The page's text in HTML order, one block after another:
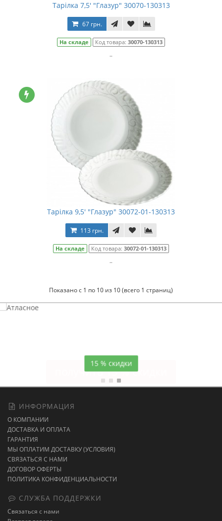
Тарілка 7,5' "Глазур" 30070-130313
67 грн.
На складе Код товара: 30070-130313
..
Тарілка 9,5' "Глазур" 30072-01-130313
113 грн.
На складе Код товара: 30072-01-130313
..
Показано с 1 по 10 из 10 (всего 1 страниц)
15 % скидки
ИНФОРМАЦИЯ
О КОМПАНИИ
ДОСТАВКА И ОПЛАТА
ГАРАНТИЯ
МЫ ОПЛАТИМ ДОСТАВКУ (УСЛОВИЯ)
СВЯЗАТЬСЯ С НАМИ
ДОГОВОР ОФЕРТЫ
ПОЛИТИКА КОНФИДЕНЦИАЛЬНОСТИ
СЛУЖБА ПОДДЕРЖКИ
Связаться с нами